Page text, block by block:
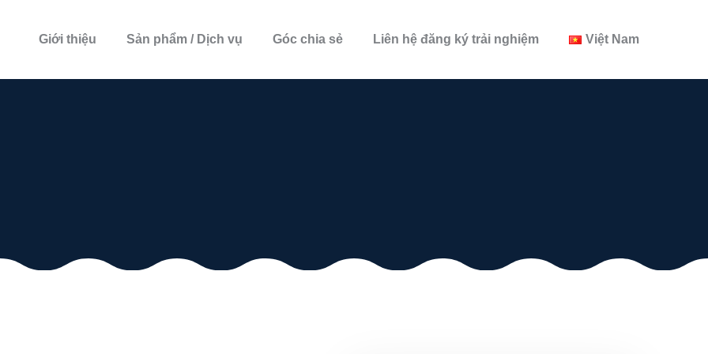
Giới thiệu Sản phẩm / Dịch vụ Góc chia sẻ Liên hệ đăng ký trải nghiệm Việt Nam